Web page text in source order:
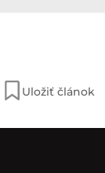
Uložiť článok